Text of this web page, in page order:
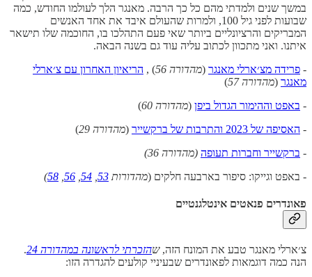
במשך שנים ולמדתי מהם כל כך הרבה. מאנגר הלך לעולמו החודש, כמה
שבועות לפני גיל 100, ולמרות שהעולם איבד את אחד האנשים
המבריקים והרציונליים ביותר שאי פעם התהלכו בו, החוכמה שלו תישאר
איתנו. ואני מתכוון לכתוב עליה עוד גם בשנה הבאה.
- פרידה מצ׳ארלי מאנגר (מהדורה 56
) , הריאיון האחרון עם צ׳ארלי
מאנגר (מהדורה 57
)
- באפט וההימור הגדול ביפן (מהדורה 60
)
- האסיפה של 2023 והתרבות של ברקשייר (מהדורה 29
)
- ברקשייר וחברות תעופה (מהדורה 36)
- באפט וגייקו: סיפור בארבעה חלקים (מהדורות 53
54
56
58
)
פאונדרים פנאטים אינטלגנטיים
צ׳ארלי מאנגר טבע את המונח הזה,שהזכרתי לראשונה במהדורה 24
.
הנה כמה דוגמאות לפאונדרים שבעיניי קולעים להגדרה הזו: